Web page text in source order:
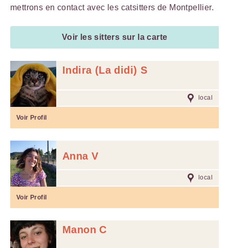
mettrons en contact avec les catsitters de Montpellier.
Voir les sitters sur la carte
Indira (La didi) S
local
Voir Profil
Anna V
local
Voir Profil
Manon C